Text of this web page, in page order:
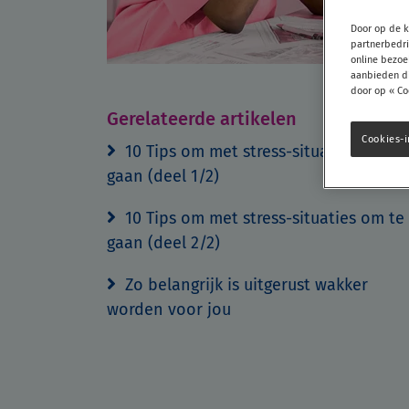
Gerelateerde artikelen
10 Tips om met stress-situaties om te
gaan (deel 1/2)
10 Tips om met stress-situaties om te
gaan (deel 2/2)
Zo belangrijk is uitgerust wakker
worden voor jou
Door op de
online
aanbieden
door op «
Cookies-